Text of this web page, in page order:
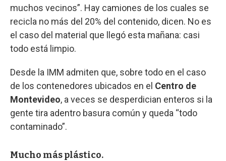
muchos vecinos”. Hay camiones de los cuales se
recicla no más del 20% del contenido, dicen. No es
el caso del material que llegó esta mañana: casi
todo está limpio.
Desde la IMM admiten que, sobre todo en el caso
de los contenedores ubicados en el Centro de
Montevideo, a veces se desperdician enteros si la
gente tira adentro basura común y queda “todo
contaminado”.
Mucho más plástico.